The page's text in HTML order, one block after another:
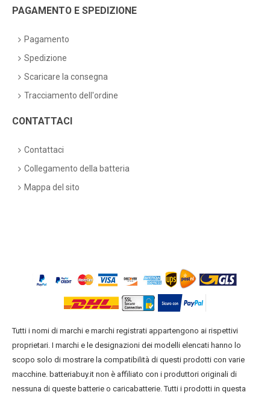
PAGAMENTO E SPEDIZIONE
Pagamento
Spedizione
Scaricare la consegna
Tracciamento dell'ordine
CONTATTACI
Contattaci
Collegamento della batteria
Mappa del sito
Tutti i nomi di marchi e marchi registrati appartengono ai rispettivi
proprietari. I marchi e le designazioni dei modelli elencati hanno lo
scopo solo di mostrare la compatibilità di questi prodotti con varie
macchine. batteriabuy.it non è affiliato con i produttori originali di
nessuna di queste batterie o caricabatterie. Tutti i prodotti in questa